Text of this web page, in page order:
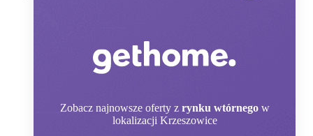
Zobacz najnowsze oferty z rynku wtórnego w
lokalizacji Krzeszowice